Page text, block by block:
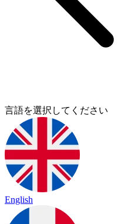
言語を選択してください
English